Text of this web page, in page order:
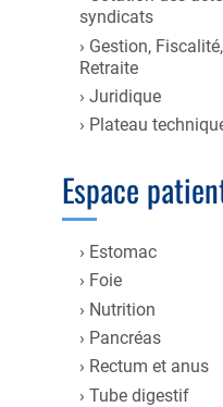
syndicats
Gestion,
Retraite
Juridique
Plateau
Espace
Estomac
Foie
Nutrition
Pancréas
Rectum et anus
Tube digestif